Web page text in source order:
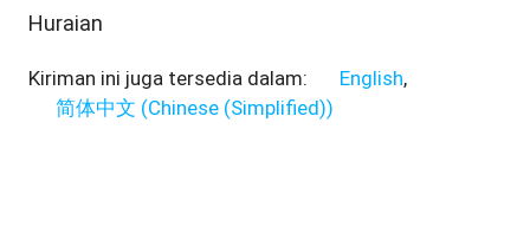
Huraian
Kiriman ini juga tersedia dalam:
English
简体中文 (Chinese (Simplified))